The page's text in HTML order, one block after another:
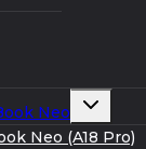
Neo
Развернуть
меню
Neo (A18 Pro)